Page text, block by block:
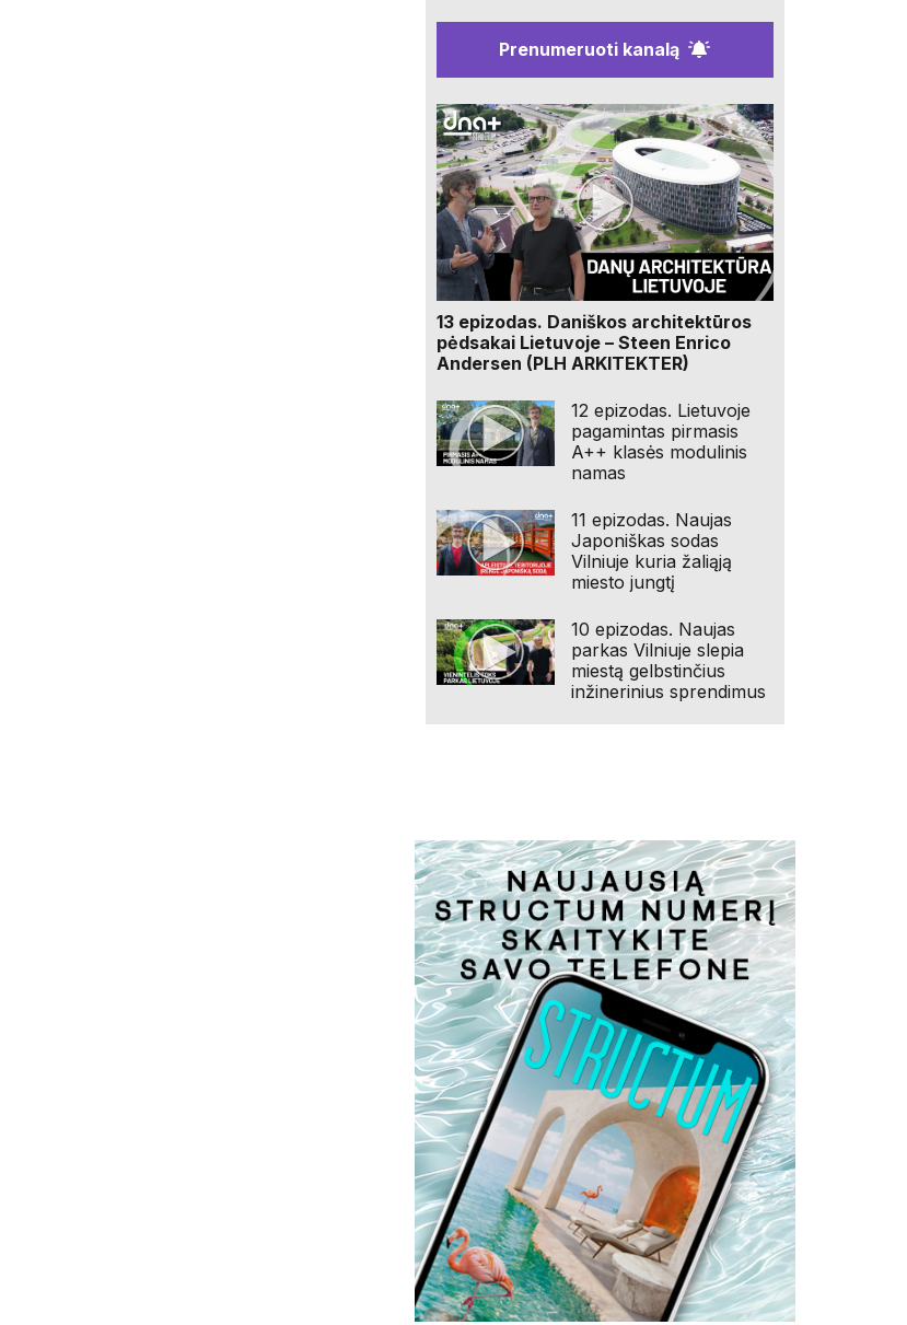
Prenumeruoti kanalą
13 epizodas. Daniškos architektūros
pėdsakai Lietuvoje – Steen Enrico
Andersen (PLH ARKITEKTER)
12 epizodas. Lietuvoje
pagamintas pirmasis
A++ klasės modulinis
namas
11 epizodas. Naujas
Japoniškas sodas
Vilniuje kuria žaliąją
miesto jungtį
10 epizodas. Naujas
parkas Vilniuje slepia
miestą gelbstinčius
inžinerinius sprendimus